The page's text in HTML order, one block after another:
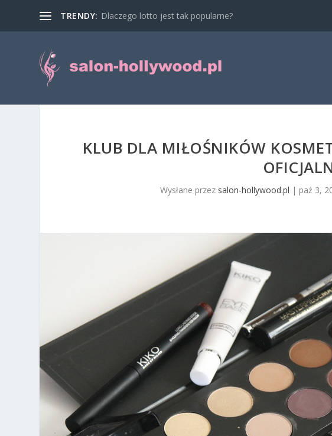
TRENDY: Dlaczego lotto jest tak popularne?
KLUB DLA MIŁOŚNIKÓW
Wysłane przez salon-hollywood.pl | paź 3,